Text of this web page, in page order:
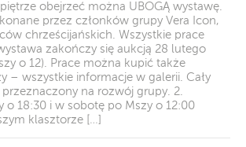
obejrzeć można UBOGĄ wystawę.
przez członków grupy Vera Icon,
chrześcijańskich. Wszystkie prace
zakończy się aukcją 28 lutego
o 12). Prace można kupić także
– wszystkie informacje w galerii. Cały
na rozwój grupy. 2.
o 18:30 i w sobotę po Mszy o 12:00
klasztorze […]